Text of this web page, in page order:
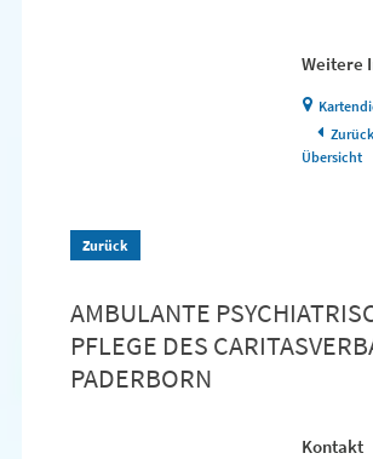
Weitere
Übersicht
Zurück
AMBULANTE
PFLEGE DES
PADERBORN
Kontakt